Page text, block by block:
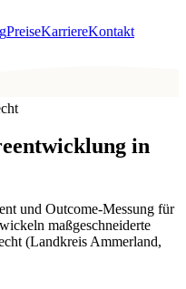
PreiseKarriereKontakt
in
und Outcome-Messung für
maßgeschneiderte
(Landkreis Ammerland,